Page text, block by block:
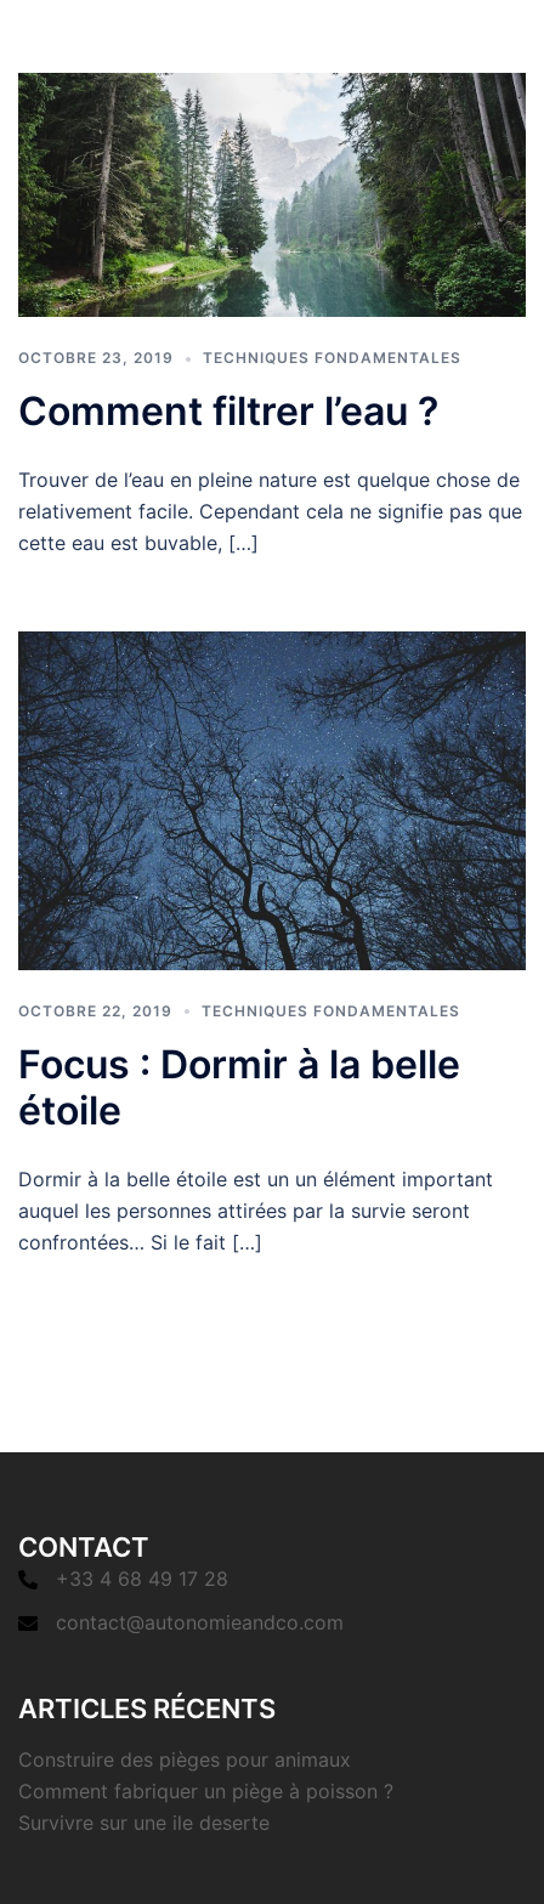
OCTOBRE 23, 2019 TECHNIQUES FONDAMENTALES
Comment filtrer l’eau ?
Trouver de l’eau en pleine nature est quelque chose de
relativement facile. Cependant cela ne signifie pas que
cette eau est buvable, […]
OCTOBRE 22, 2019 TECHNIQUES FONDAMENTALES
Focus : Dormir à la belle
étoile
Dormir à la belle étoile est un un élément important
auquel les personnes attirées par la survie seront
confrontées… Si le fait […]
CONTACT
+33 4 68 49 17 28
contact@autonomieandco.com
ARTICLES RÉCENTS
Construire des pièges pour animaux
Comment fabriquer un piège à poisson ?
Survivre sur une ile deserte